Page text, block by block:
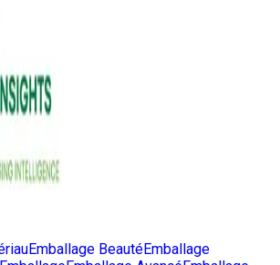
Emballage BeautéEmballage